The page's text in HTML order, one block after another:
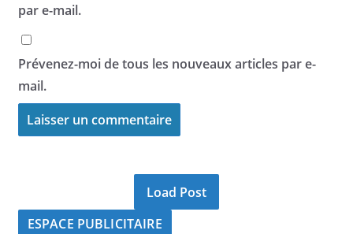
par e-mail.
Prévenez-moi de tous les nouveaux articles par e-
mail.
Load Post
ESPACE PUBLICITAIRE